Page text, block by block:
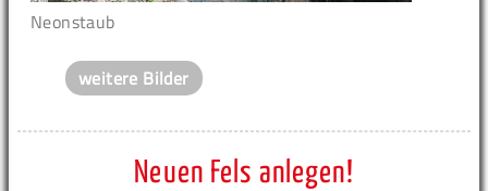
Neonstaub
weitere Bilder
Neuen Fels anlegen!